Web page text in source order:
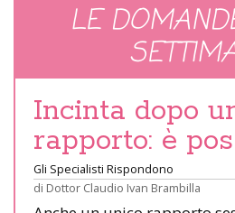
LE
Incinta dopo
rapporto: è
Gli Specialisti Rispondono
di Dottor Claudio Ivan Brambilla